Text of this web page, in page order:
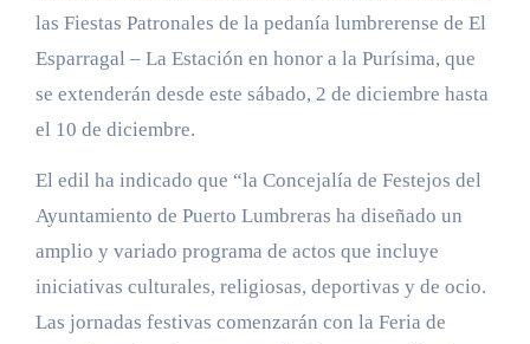
las Fiestas Patronales de la pedanía lumbrerense de El
Esparragal – La Estación en honor a la Purísima, que
se extenderán desde este sábado, 2 de diciembre hasta
el 10 de diciembre.
El edil ha indicado que “la Concejalía de Festejos del
Ayuntamiento de Puerto Lumbreras ha diseñado un
amplio y variado programa de actos que incluye
iniciativas culturales, religiosas, deportivas y de ocio.
Las jornadas festivas comenzarán con la Feria de